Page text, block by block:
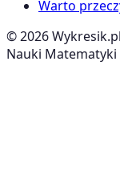
Warto
©2026
Nauki